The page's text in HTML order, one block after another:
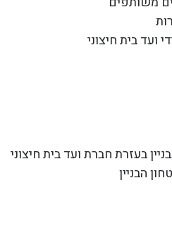
ועד בית חיצוני
בעזרת חברת ועד בית חיצוני
הבניין